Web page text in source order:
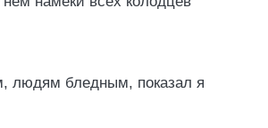
людям бледным, показал я